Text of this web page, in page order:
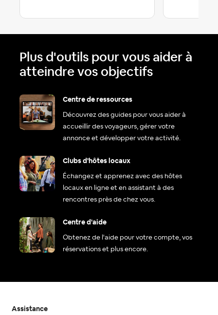
Plus d'outils pour vous aider à
atteindre vos objectifs
Centre de ressources
Découvrez des guides pour vous aider à
accueillir des voyageurs, gérer votre
annonce et développer votre activité.
Clubs d'hôtes locaux
Échangez et apprenez avec des hôtes
locaux en ligne et en assistant à des
rencontres près de chez vous.
Centre d'aide
Obtenez de l'aide pour votre compte, vos
réservations et plus encore.
Assistance